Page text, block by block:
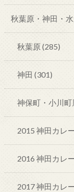
秋葉原・神田・
秋葉原 (285)
神田 (301)
神保町・小川町
2015 神田カレ
2016 神田カレ
2017 神田カレ